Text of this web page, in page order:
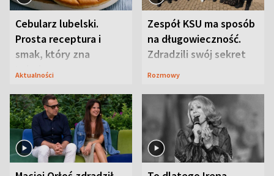
Cebularz lubelski.
Prosta receptura i
smak, który zna
Lubelszczyzna
Aktualności
Zespół KSU ma sposób
na długowieczność.
Zdradzili swój sekret
Rozmowy